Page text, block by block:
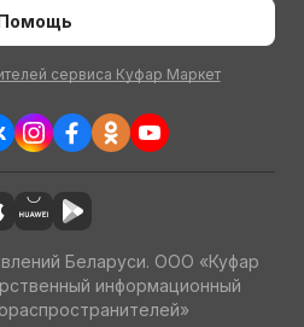
сервиса Куфар Маркет
Беларуси. ООО «Куфар
информационный